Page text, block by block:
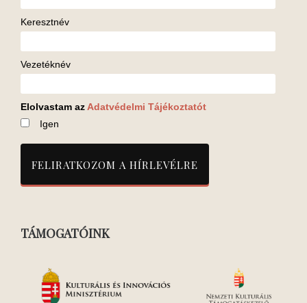
Keresztnév
Vezetéknév
Elolvastam az Adatvédelmi Tájékoztatót
Igen
TÁMOGATÓINK